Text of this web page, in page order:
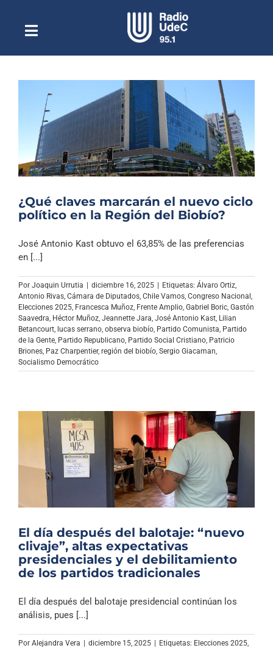
contenidoToggle
NavigationEscuchar Radio UdeC en vivo
Quiénes Somos
Programación
Podcast
Noticias
Columnas
Archivo Sonoro
¿Qué claves marcarán el nuevo ciclo
político en la Región del Biobío?
José Antonio Kast obtuvo el 63,85% de las preferencias
en [...]
Por Joaquin Urrutia | diciembre 16, 2025 | Etiquetas: Álvaro Ortiz
Antonio Rivas Cámara de Diputados Chile Vamos Congreso Nacional
Elecciones 2025 Francesca Muñoz Frente Amplio Gabriel Boric Gastón
Saavedra Héctor Muñoz Jeannette Jara José Antonio Kast Lilian
Betancourt lucas serrano observa biobío Partido Comunista Partido
de la Gente Partido Republicano Partido Social Cristiano Patricio
Briones Paz Charpentier, región del biobío Sergio Giacaman
Socialismo Democrático
El día después del balotaje: “nuevo
clivaje”, altas expectativas
presidenciales y el debilitamiento
de los partidos tradicionales
El día después del balotaje presidencial continúan los
análisis, pues [...]
Por Alejandra Vera | diciembre 15, 2025 | Etiquetas: Elecciones 2025